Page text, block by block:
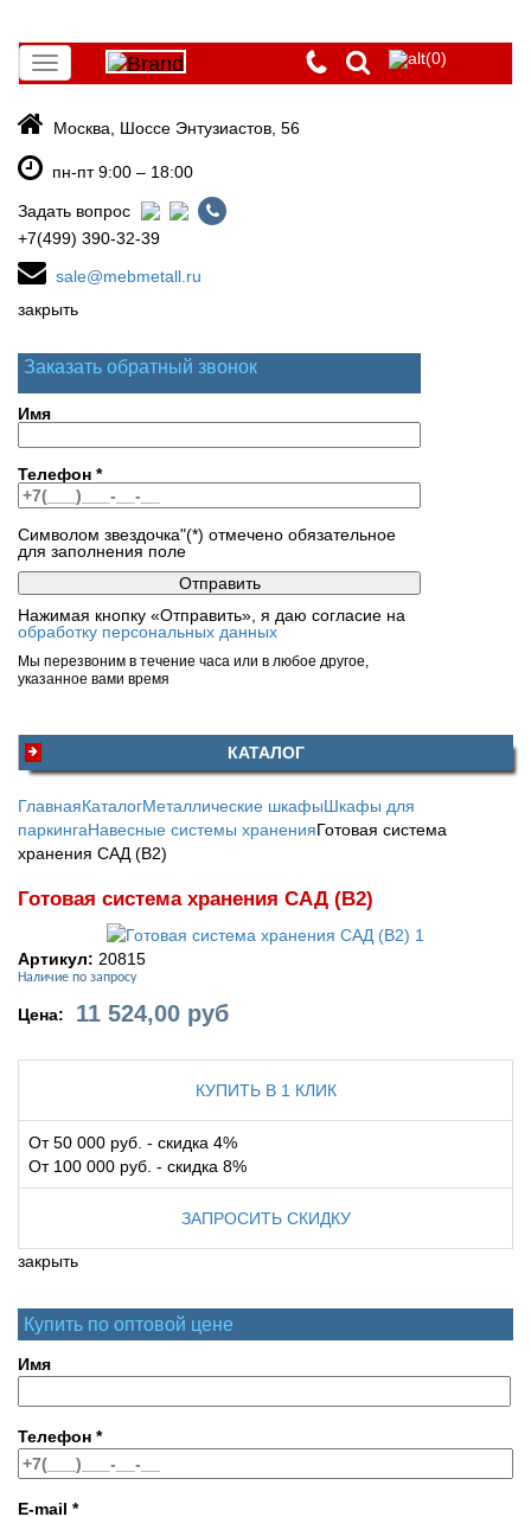
Toggle
navigation
(0)
Москва, Шоссе Энтузиастов, 56
пн-пт 9:00 – 18:00
Задать вопрос
+7(499) 390-32-39
sale@mebmetall.ru
закрыть
Заказать обратный звонок
Имя
Телефон *
Символом звездочка"(*) отмечено обязательное
для заполнения поле
Нажимая кнопку «Отправить», я даю согласие на
обработку персональных данных
Мы перезвоним в течение часа или в любое другое,
указанное вами время
КАТАЛОГ
ГлавнаяКаталогМеталлические шкафыШкафы для
паркингаНавесные системы храненияГотовая система
хранения САД (В2)
Готовая система хранения САД (В2)
Артикул: 20815
Наличие по запросу
Цена: 11 524,00 руб
КУПИТЬ В 1 КЛИК
От 50 000 руб. - скидка 4%
От 100 000 руб. - скидка 8%
ЗАПРОСИТЬ СКИДКУ
закрыть
Купить по оптовой цене
Имя
Телефон *
E-mail *